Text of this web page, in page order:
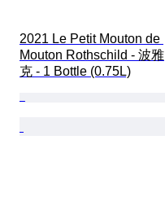
2021 Le Petit Mouton de
Mouton Rothschild - 波雅
克 - 1 Bottle (0.75L)